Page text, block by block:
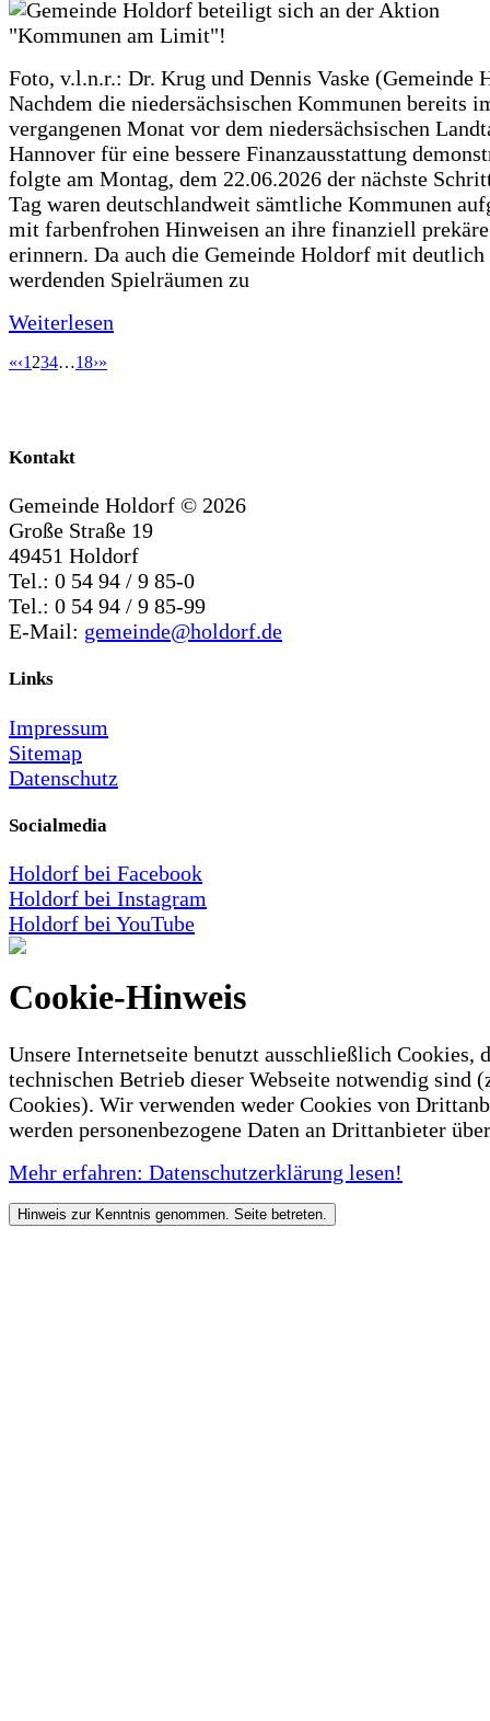
Foto, v.l.n.r.: Dr. Krug und Dennis Vaske (Gemeinde
Nachdem die niedersächsischen Kommunen bereits
vergangenen Monat vor dem niedersächsischen
Hannover für eine bessere Finanzausstattung
folgte am Montag, dem 22.06.2026 der nächste
Tag waren deutschlandweit sämtliche Kommunen
mit farbenfrohen Hinweisen an ihre finanziell
erinnern. Da auch die Gemeinde Holdorf mit deutlich
werdenden Spielräumen zu
Weiterlesen
«‹1 234…18›»
Kontakt
Gemeinde Holdorf © 2026
Große Straße 19
49451 Holdorf
Tel.: 0 54 94 / 9 85-0
Tel.: 0 54 94 / 9 85-99
E-Mail: gemeinde@holdorf.de
Links
Impressum
Sitemap
Datenschutz
Socialmedia
Holdorf bei Facebook
Holdorf bei Instagram
Holdorf bei YouTube
Cookie-Hinweis
Unsere Internetseite benutzt ausschließlich Cookies,
technischen Betrieb dieser Webseite notwendig sind
Cookies). Wir verwenden weder Cookies von
werden personenbezogene Daten an Drittanbieter
Mehr erfahren: Datenschutzerklärung lesen!
Hinweis zur Kenntnis genommen. Seite betreten.